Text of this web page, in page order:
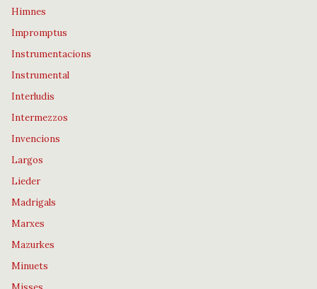
Himnes
Impromptus
Instrumentacions
Instrumental
Interludis
Intermezzos
Invencions
Largos
Lieder
Madrigals
Marxes
Mazurkes
Minuets